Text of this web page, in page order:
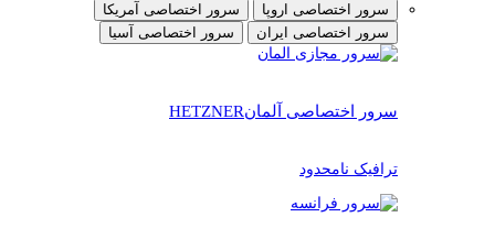
سرور اختصاصی اروپا
سرور اختصاصی آمریکا
سرور اختصاصی ایران
سرور اختصاصی آسیا
سرور اختصاصی آلمانHETZNER
ترافیک نامحدود